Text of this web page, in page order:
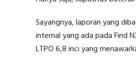
Sayangnya, laporan yang
internal yang ada pada Find
LTPO 6,8 inci yang